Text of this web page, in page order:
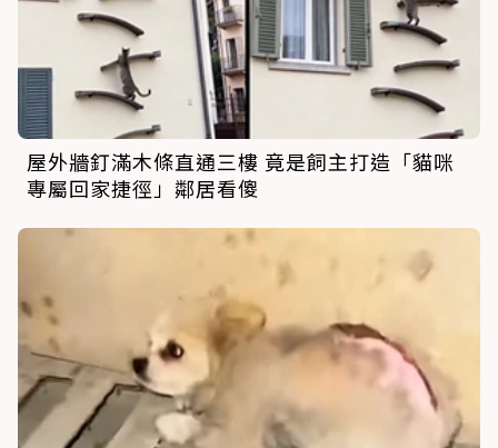
屋外牆釘滿木條直通三樓 竟是飼主打造「貓咪
專屬回家捷徑」鄰居看傻